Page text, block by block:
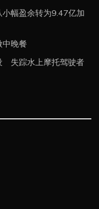
幅盈余转为9.47亿加
中晚餐
失踪水上摩托驾驶者